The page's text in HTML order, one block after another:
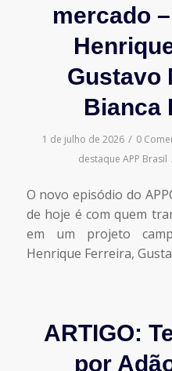
mercado
Gustavo
Bianca
1 de julho de 2026 / 0
destaque APP Brasil
O novo episódio do
de hoje é com quem
em um projeto
Henrique Ferreira,
ARTIGO:
por